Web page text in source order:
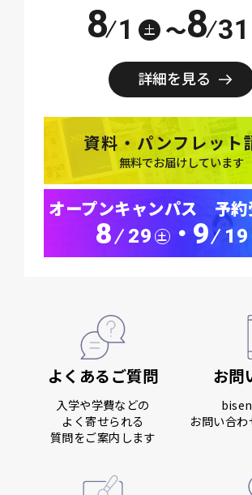
8 1 土 ～8 31
詳細を見る
資料・パンフレット
無料でお届けしています
オープンキャンパス 予約
8 29 土 ･ 9 19
よくあるご質問
入学や学費などの
よく寄せられる
質問をご案内します
お問
お問い合